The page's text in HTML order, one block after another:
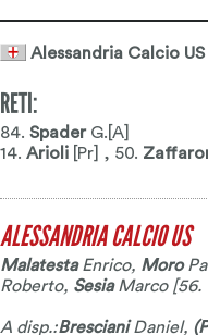
Alessandria Calcio US
RETI:
84. SpaderG.[A]
14. Arioli [Pr] , 50.
ALESSANDRIA CALCIO US
MalatestaEnrico, Moro
Roberto, SesiaMarco[56.
A disp.:BrescianiDaniel,